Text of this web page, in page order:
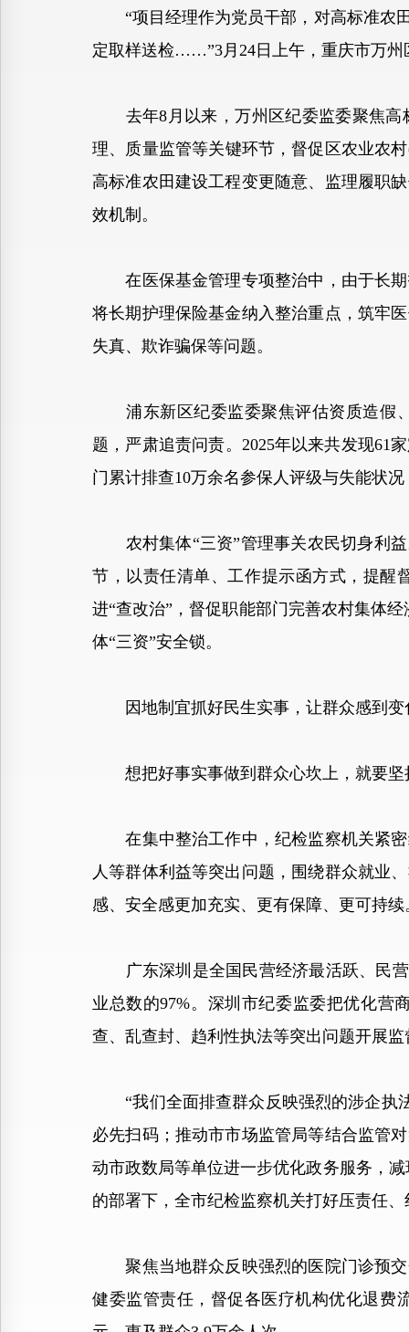
“项目经理作为党员干部，对高标准农田
定取样送检……”3月24日上午，重庆市万州
去年8月以来，万州区纪委监委聚焦高
理、质量监管等关键环节，督促区农业农
高标准农田建设工程变更随意、监理履职
效机制。
在医保基金管理专项整治中，由于长期
将长期护理保险基金纳入整治重点，筑牢
失真、欺诈骗保等问题。
浦东新区纪委监委聚焦评估资质造假、
题，严肃追责问责。2025年以来共发现61
门累计排查10万余名参保人评级与失能状
农村集体“三资”管理事关农民切身利益
节，以责任清单、工作提示函方式，提醒
进“查改治”，督促职能部门完善农村集体
体“三资”安全锁。
因地制宜抓好民生实事，让群众感到变
想把好事实事做到群众心坎上，就要坚
在集中整治工作中，纪检监察机关紧密
人等群体利益等突出问题，围绕群众就业
感、安全感更加充实、更有保障、更可持续
广东深圳是全国民营经济最活跃、民营
业总数的97%。深圳市纪委监委把优化营
查、乱查封、趋利性执法等突出问题开展监
“我们全面排查群众反映强烈的涉企执法
必先扫码；推动市市场监管局等结合监管
动市政数局等单位进一步优化政务服务，
的部署下，全市纪检监察机关打好压责任
聚焦当地群众反映强烈的医院门诊预交
健委监管责任，督促各医疗机构优化退费